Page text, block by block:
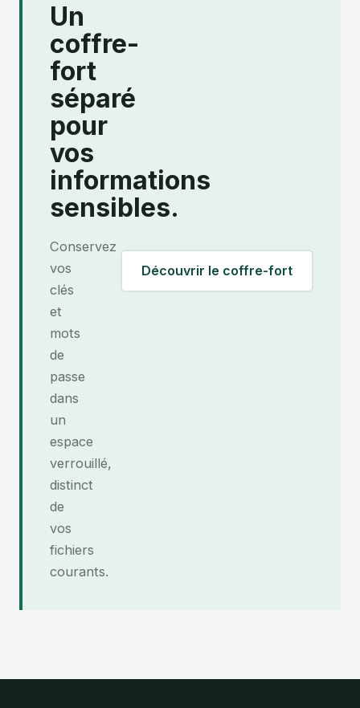
Un
coffre-
fort
séparé
pour
vos
informations
sensibles.
Conservez
vos
clés
et
mots
de
passe
dans
un
espace
verrouillé,
distinct
de
vos
fichiers
courants.
Découvrir le coffre-fort